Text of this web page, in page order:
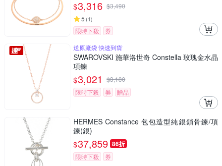
$3,316 $3,490
5 (1)
限時下殺
券
送原廠袋 快速到貨
SWAROVSKI 施華洛世奇 Constella 玫瑰金水晶
項鍊
$3,021 $3,180
限時下殺
券 贈品
HERMES Constance 包包造型純銀鎖骨鍊/項
鍊(銀)
$37,859 86折
限時下殺 券